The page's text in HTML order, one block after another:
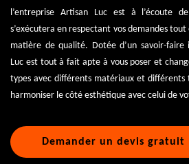
l’entreprise Artisan Luc est à l’écoute
s’exécutera en respectant vos demandes
matière de qualité. Dotée d’un savoir-faire
Luc est tout à fait apte à vous poser et
types avec différents matériaux et différents
harmoniser le côté esthétique avec celui de
Demander un devis gratuit